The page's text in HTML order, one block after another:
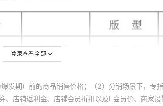
登录查看全部
发期）前的商品销售价格；（2）分销场景下，
店铺返利金、店铺会员折扣以及L会员价、商家